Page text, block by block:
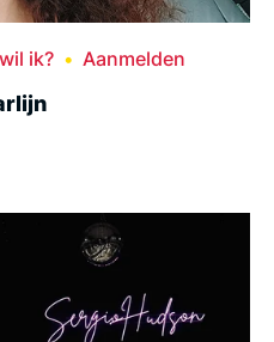
ik? Aanmelden